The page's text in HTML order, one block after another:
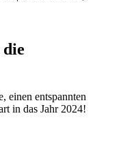
einen entspannten
in das Jahr 2024!